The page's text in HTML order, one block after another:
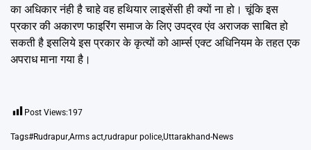
का अधिकार नंही है चाहे वह हथियार लाइसेंसी ही क्यों ना हो। चूंकि इस
प्रकार की अकारण फाइरिंग समाज के लिए उपद्रव एंव अराजक साबित हो
सकती है इसलिये इस प्रकार के कृत्यों को आर्म्स एक्ट अधिनियम के तहत एक
अपराध माना गया है।
Post Views:197
Tags#RudrapurArms actrudrapur policeUttarakhand-News